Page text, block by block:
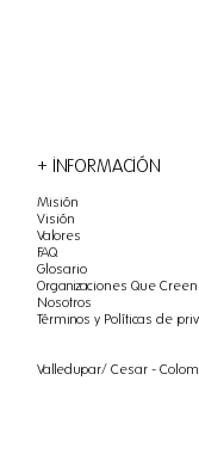
+ INFORMACIÓN
Misión
Visión
Valores
FAQ
Glosario
Organizaciones Que Creen
Nosotros
Términos y Políticas de
Valledupar/ Cesar -